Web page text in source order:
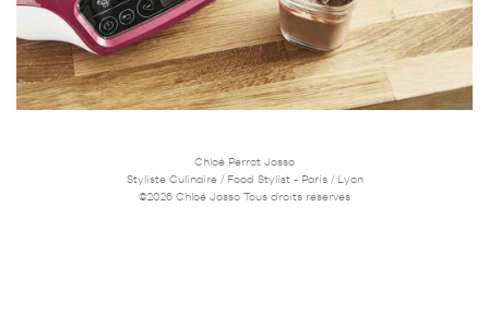
Chloé Perrot Josso
Styliste Culinaire / Food Stylist - Paris / Lyon
©2026 Chloé Josso Tous droits réservés